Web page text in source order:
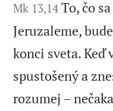
Mk 13,14 To, čo
Jeruzaleme,
konci sveta. Keď
spustošený a
rozumej –